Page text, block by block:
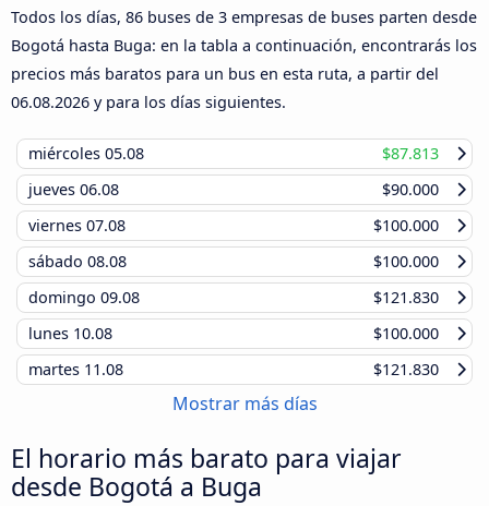
Todos los días, 86 buses de 3 empresas de buses parten desde
Bogotá hasta Buga: en la tabla a continuación, encontrarás los
precios más baratos para un bus en esta ruta, a partir del
06.08.2026 y para los días siguientes.
miércoles 05.08
$87.813
jueves 06.08
$90.000
viernes 07.08
$100.000
sábado 08.08
$100.000
domingo 09.08
$121.830
lunes 10.08
$100.000
martes 11.08 $121.830
Mostrar más días
El horario más barato para viajar
desde Bogotá a Buga